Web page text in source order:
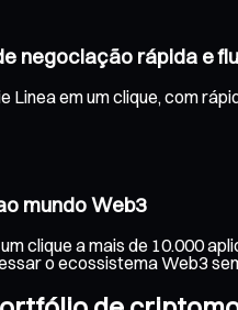
negociação rápida e
Linea em um clique, com
mundo Web3
clique a mais de 10.000
o ecossistema Web3